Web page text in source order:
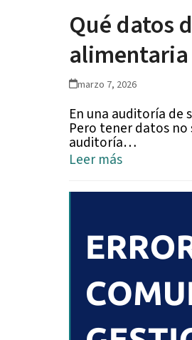
Qué datos
alimentaria
marzo 7, 2026
En una auditoría de
Pero tener datos
auditoría…
Leer más